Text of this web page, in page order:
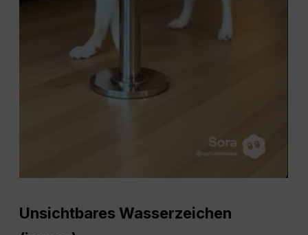
Unsichtbares Wasserzeichen